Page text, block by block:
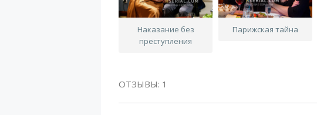
Наказание без
преступления
Парижская тайна
ОТЗЫВЫ: 1